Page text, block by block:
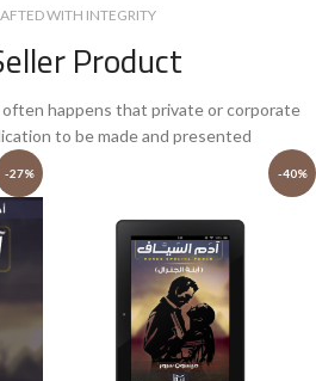
WITH INTEGRITY
Product
happens that private or corporate
to be made and presented.
-40%
-27%